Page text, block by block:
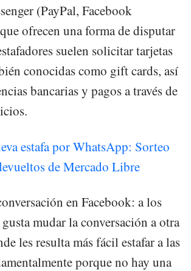
(PayPal, Facebook
ofrecen una forma de disputar
suelen solicitar tarjetas
conocidas como gift cards, así
bancarias y pagos a través de
estafa por WhatsApp: Sorteo
de Mercado Libre
en Facebook: a los
mudar la conversación a otra
les resulta más fácil estafar a las
porque no hay una